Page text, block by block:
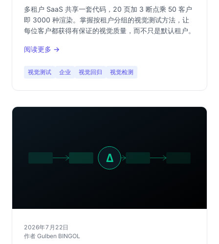
多租户 SaaS 共享一套代码，20 页加 3 断点乘 50 客户
即 3000 种渲染。掌握按租户分组的视觉测试方法，让
每位客户都获得有保证的视觉质量，而不只是默认租户。
阅读更多 →
视觉测试 企业 视觉回归 视觉检测
2026年7月22日
作者 Gulben BINGOL